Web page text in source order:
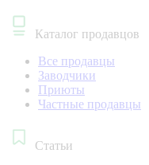
Каталог продавцов
Все продавцы
Заводчики
Приюты
Частные продавцы
Статьи